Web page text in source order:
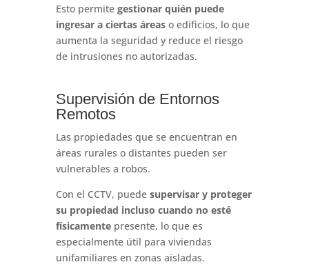
Esto permite gestionar quién puede
ingresar a ciertas áreaso edificios, lo que
aumenta la seguridad y reduce el riesgo
de intrusiones no autorizadas.
Supervisión de Entornos
Remotos
Las propiedades que se encuentran en
áreas rurales o distantes pueden ser
vulnerables a robos.
Con el CCTV, puede supervisar y proteger
su propiedad incluso cuando no esté
físicamentepresente, lo que es
especialmente útil para viviendas
unifamiliares en zonas aisladas.